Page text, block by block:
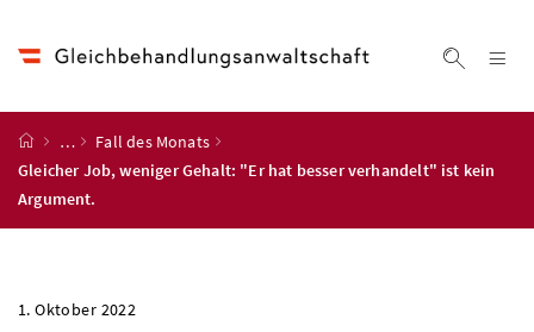
Startseite
…
Fall des Monats
Gleicher Job, weniger Gehalt: "Er hat besser verhandelt" ist kein
Argument.
1. Oktober 2022